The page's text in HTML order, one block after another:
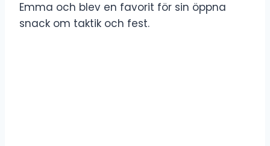
Emma och blev en favorit för sin öppna
snack om taktik och fest.